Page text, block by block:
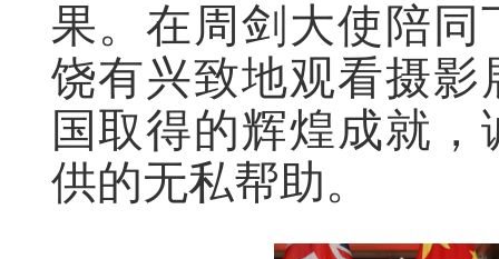
果。在周剑大使陪
饶有兴致地观看摄
国取得的辉煌成就
供的无私帮助。